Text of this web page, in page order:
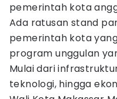
pemerintah kota
Ada ratusan stand
pemerintah kota
program unggulan
Mulai dari
teknologi, hingga